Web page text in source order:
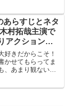
あらすじとネタ
村拓哉主演で
アクション時
好きだからこそ！
かせてもらってま
あまり観ない方